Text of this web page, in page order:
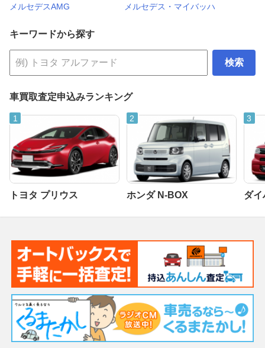
メルセデスAMG
メルセデス・マイバッハ
キーワードから探す
検索
車買取査定申込みランキング
トヨタ プリウス ホンダ N-BOX ダイ